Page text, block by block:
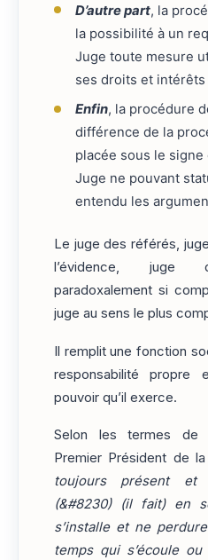
D’autre part, la
la possibilité à un
Juge toute mesure
ses droits et intérêts
Enfin, la procédure
différence de la
placée sous le
Juge ne pouvant
entendu les
Le juge des référés,
l’évidence, juge
paradoxalement si
juge au sens le plus
Il remplit une fonction
responsabilité
pouvoir qu’il exerce.
Selon les termes de
Premier Président de
toujours présent et
(&#8230) (il fait) en
s’installe et ne
temps qui s’écoule